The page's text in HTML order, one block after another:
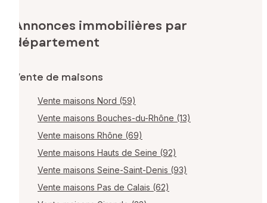
Annonces immobilières par
département
Vente de maisons
Vente maisons Nord (59)
Vente maisons Bouches-du-Rhône (13)
Vente maisons Rhône (69)
Vente maisons Hauts de Seine (92)
Vente maisons Seine-Saint-Denis (93)
Vente maisons Pas de Calais (62)